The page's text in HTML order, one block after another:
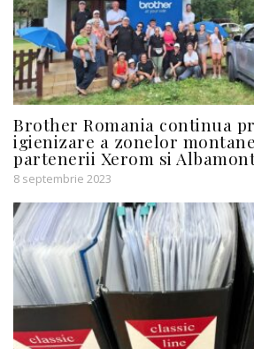
Brother Romania continua
igienizare a zonelor
partenerii Xerom si
8 septembrie 2023